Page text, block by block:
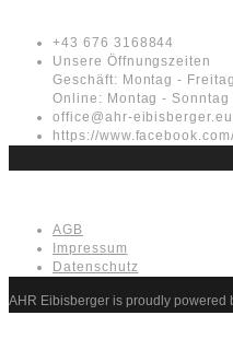
+43 676 3168844
Unsere Öffnungszeiten
Geschäft: Montag -
Online: Montag -
office@ahr-eibisberger.eu
https://
AGB
Impressum
Datenschutz
AHR Eibisberger is proudly powered